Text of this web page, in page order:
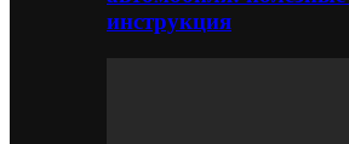
инструкция